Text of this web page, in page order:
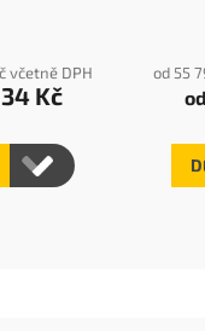
včetně DPH
Kč
od 55
od